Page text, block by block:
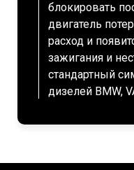
блокировать
двигатель
расход и
зажигания и
стандартный
дизелей BMW,